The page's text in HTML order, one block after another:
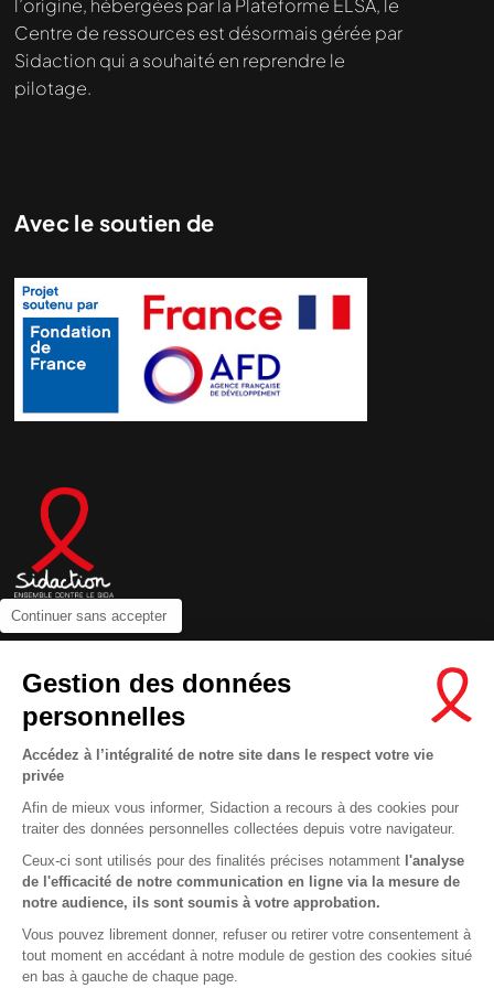
Continuer sans accepter
Gestion des données
personnelles
Accédez à l’intégralité de notre site dans le respect votre vie
privée
Afin de mieux vous informer, Sidaction a recours à des cookies pour
traiter des données personnelles collectées depuis votre navigateur.
Ceux-ci sont utilisés pour des finalités précises notamment l'analyse
de l'efficacité de notre communication en ligne via la mesure de
notre audience, ils sont soumis à votre approbation.
Vous pouvez librement donner, refuser ou retirer votre consentement à
tout moment en accédant à notre module de gestion des cookies situé
en bas à gauche de chaque page.
l’origine, hébergées par la Plateforme ELSA, le
Centre de ressources est désormais gérée par
Sidaction qui a souhaité en reprendre le
pilotage.
Avec le soutien de
Newsletter
Nous suivre sur les réseaux :
MENTIONS LÉGALES
CONDITIONS D’UTILISATION ET PROTECTION DES DONNÉES
COOKIES
This site uses cookies and gives you control over what you want to